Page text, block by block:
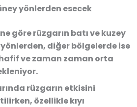
yönlerden esecek
göre rüzgarın batı ve kuzey
diğer bölgelerde ise
ve zaman zaman orta
rüzgarın etkisini
özellikle kıyı